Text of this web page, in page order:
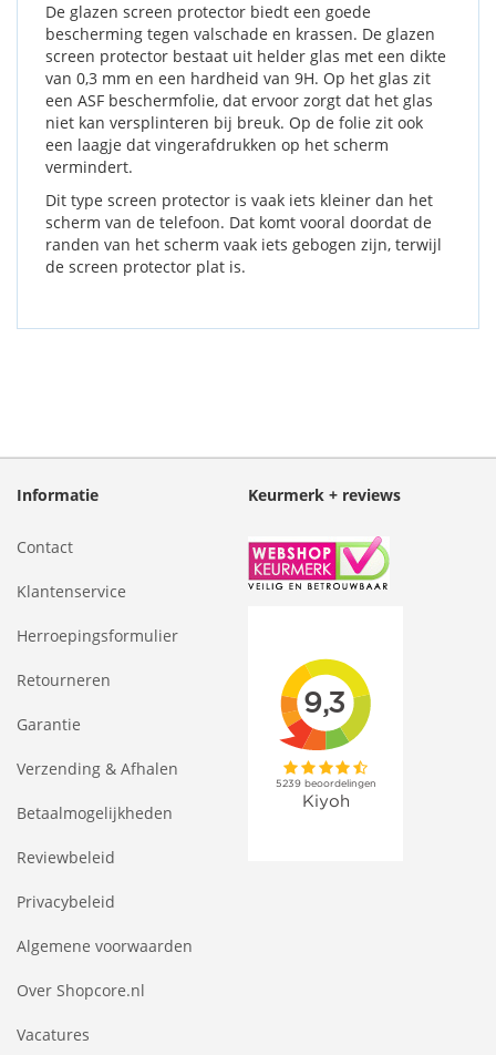
De glazen screen protector biedt een goede
bescherming tegen valschade en krassen. De glazen
screen protector bestaat uit helder glas met een dikte
van 0,3 mm en een hardheid van 9H. Op het glas zit
een ASF beschermfolie, dat ervoor zorgt dat het glas
niet kan versplinteren bij breuk. Op de folie zit ook
een laagje dat vingerafdrukken op het scherm
vermindert.
Dit type screen protector is vaak iets kleiner dan het
scherm van de telefoon. Dat komt vooral doordat de
randen van het scherm vaak iets gebogen zijn, terwijl
de screen protector plat is.
Informatie
Contact
Klantenservice
Herroepingsformulier
Retourneren
Garantie
Verzending & Afhalen
Betaalmogelijkheden
Reviewbeleid
Privacybeleid
Algemene voorwaarden
Over Shopcore.nl
Vacatures
Keurmerk + reviews